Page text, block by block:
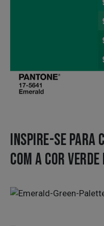
INSPIRE-SE PARA
COM A COR